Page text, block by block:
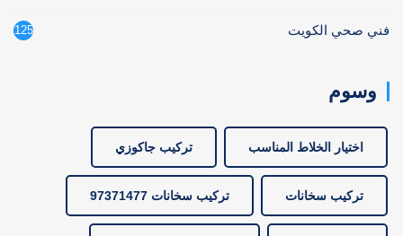
فني صحي الكويت 125
وسوم
اختيار الخلاط المناسب تركيب جاكوزي
تركيب سخانات تركيب سخانات 97371477